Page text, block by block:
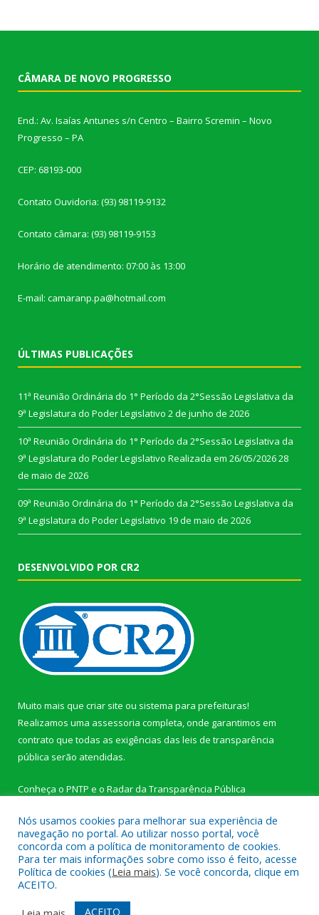
CÂMARA DE NOVO PROGRESSO
End.: Av. Isaías Antunes s/n Centro – Bairro Scremin – Novo
Progresso – PA
CEP: 68193-000
Contato Ouvidoria: (93) 98119-9132
Contato câmara: (93) 98119-9153
Horário de atendimento: 07:00 às 13:00
E-mail: camaranp.pa@hotmail.com
ÚLTIMAS PUBLICAÇÕES
11ª Reunião Ordinária do 1° Período da 2°Sessão Legislativa da
9ª Legislatura do Poder Legislativo 2 de junho de 2026
10ª Reunião Ordinária do 1° Período da 2°Sessão Legislativa da
9ª Legislatura do Poder Legislativo Realizada em 26/05/202628
de maio de 2026
09ª Reunião Ordinária do 1° Período da 2°Sessão Legislativa da
9ª Legislatura do Poder Legislativo 19 de maio de 2026
DESENVOLVIDO POR CR2
Muito mais que criar site ou sistema para prefeituras!
Realizamos uma assessoria completa, onde garantimos em
contrato que todas as exigências das leis de transparência
pública serão atendidas.
Conheça o PNTP e o Radar da Transparência Pública
Todos os direitos reservados a Câmara Municipal de Novo
Progresso.
Mapa do Site Acessar Área Administrativa
Nós usamos cookies para melhorar sua experiência de
navegação no portal. Ao utilizar nosso portal, você
concorda com a política de monitoramento de cookies.
Para ter mais informações sobre como isso é feito, acesse
Política de cookies (Leia mais). Se você concorda, clique em
ACEITO.
ACEITO